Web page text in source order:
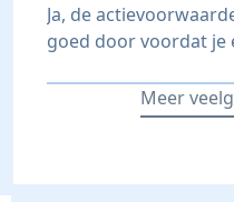
Ja, de
goed door voordat je
Meer